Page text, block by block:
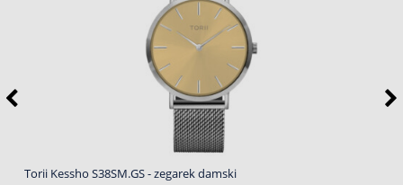
Torii Kessho S38SM.GS - zegarek damski